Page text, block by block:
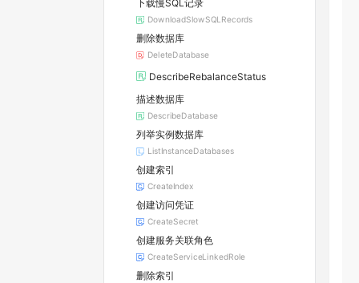
下载慢SQL记录
DownloadSlowSQLRecords
删除数据库
DeleteDatabase
DescribeRebalanceStatus
描述数据库
DescribeDatabase
列举实例数据库
ListInstanceDatabases
创建索引
CreateIndex
创建访问凭证
CreateSecret
创建服务关联角色
CreateServiceLinkedRole
删除索引